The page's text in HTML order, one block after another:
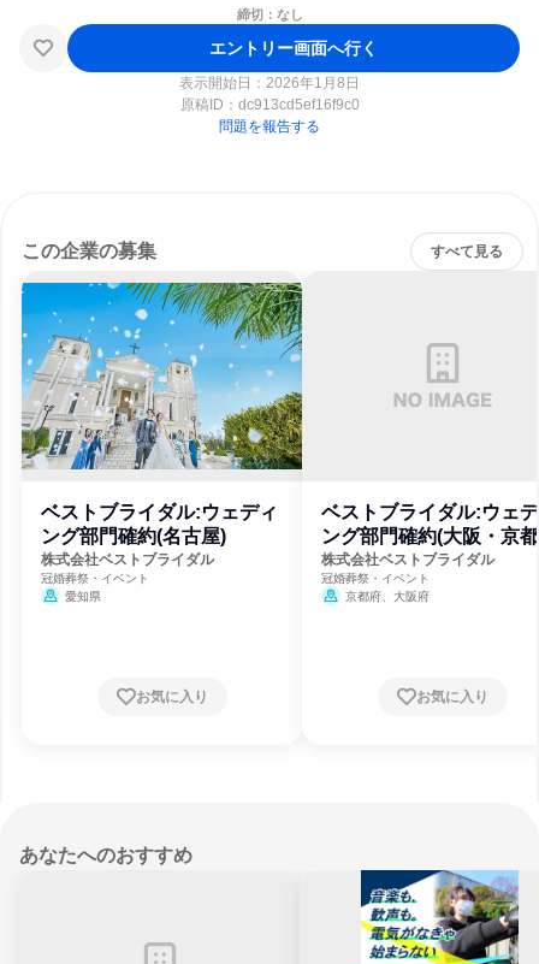
締切：なし
エントリー画面へ行く
表示開始日：2026年1月8日
原稿ID： dc913cd5ef16f9c0
問題を報告する
この企業の募集 すべて見る
ベストブライダル:ウェディ
ング部門確約(名古屋)
株式会社ベストブライダル
冠婚葬祭・イベント
愛知県
お気に入り
ベストブライダル:ウェ
ング部門確約(大阪・京
株式会社ベストブライダル
冠婚葬祭・イベント
京都府、大阪府
お気に入り
あなたへのおすすめ